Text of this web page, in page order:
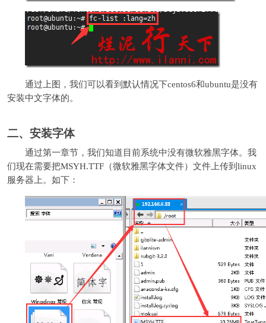
通过上图，我们可以看到默认情况下centos6和ubuntu是没有
安装中文字体的。
二、安装字体
通过第一章节，我们知道目前系统中没有微软雅黑字体。我
们现在需要把MSYH.TTF（微软雅黑字体文件）文件上传到linux
服务器上。如下：